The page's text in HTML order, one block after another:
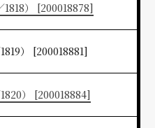
1818） [200018878]
） [200018881]
） [200018884]